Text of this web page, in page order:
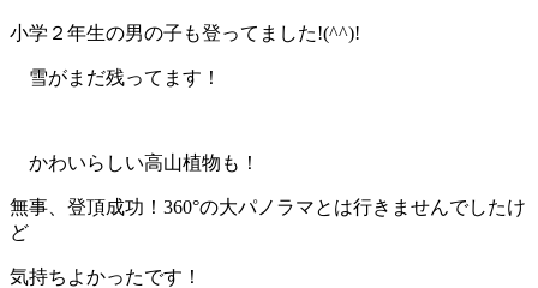
小学２年生の男の子も登ってました!(^^)!
雪がまだ残ってます！
かわいらしい高山植物も！
無事、登頂成功！360°の大パノラマとは行きませんでしたけ
ど
気持ちよかったです！